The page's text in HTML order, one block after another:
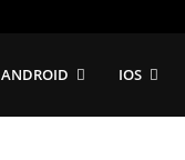
ANDROID IOS